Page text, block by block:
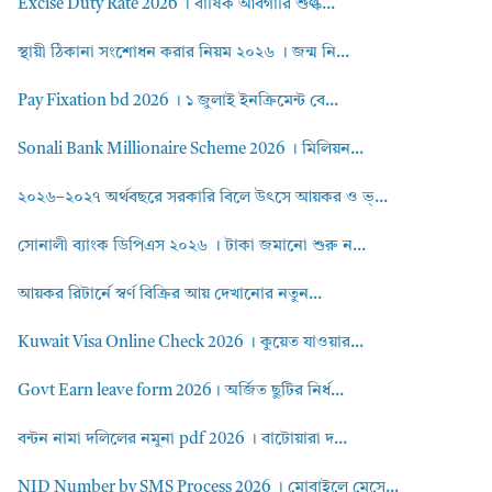
Excise Duty Rate 2026 । বার্ষিক আবগারি শুল্ক...
স্থায়ী ঠিকানা সংশোধন করার নিয়ম ২০২৬ । জন্ম নি...
Pay Fixation bd 2026 । ১ জুলাই ইনক্রিমেন্ট বে...
Sonali Bank Millionaire Scheme 2026 । মিলিয়ন...
২০২৬–২০২৭ অর্থবছরে সরকারি বিলে উৎসে আয়কর ও ভ্...
সোনালী ব্যাংক ডিপিএস ২০২৬ । টাকা জমানো শুরু ন...
আয়কর রিটার্নে স্বর্ণ বিক্রির আয় দেখানোর নতুন...
Kuwait Visa Online Check 2026 । কুয়েত যাওয়ার...
Govt Earn leave form 2026। অর্জিত ছুটির নির্ধ...
বন্টন নামা দলিলের নমুনা pdf 2026 । বাটোয়ারা দ...
NID Number by SMS Process 2026 । মোবাইলে মেসে...